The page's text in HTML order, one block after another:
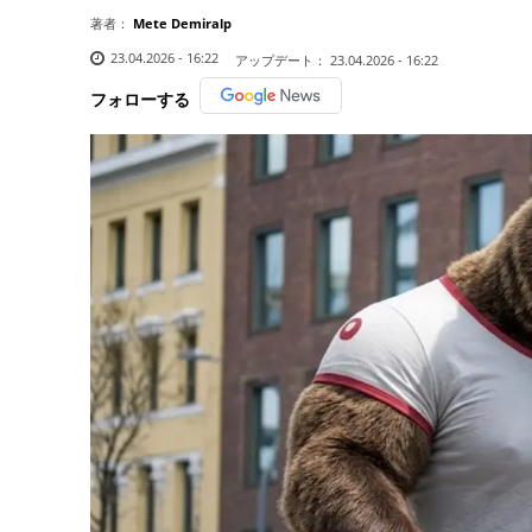
著者： Mete Demiralp
23.04.2026 - 16:22
アップデート： 23.04.2026 - 16:22
フォローする